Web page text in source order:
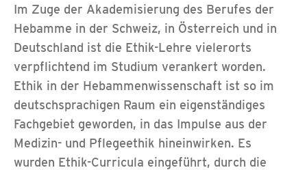
Im Zuge der Akademisierung des Berufes der
Hebamme in der Schweiz, in Österreich und in
Deutschland ist die Ethik-Lehre vielerorts
verpflichtend im Studium verankert worden.
Ethik in der Hebammenwissenschaft ist so im
deutschsprachigen Raum ein eigenständiges
Fachgebiet geworden, in das Impulse aus der
Medizin- und Pflegeethik hineinwirken. Es
wurden Ethik-Curricula eingeführt, durch die